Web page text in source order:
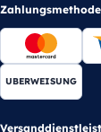
UBERWEISUNG